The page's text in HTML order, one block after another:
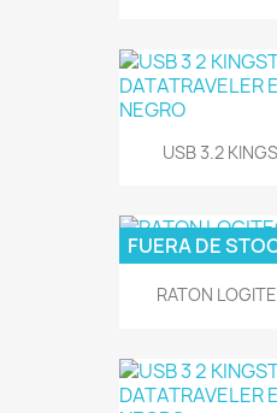
USB 3.2
RATON
FUERA DE